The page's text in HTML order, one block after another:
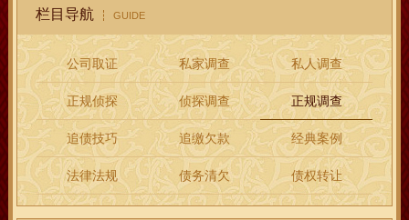
栏目导航 GUIDE
公司取证 私家调查 私人调查
正规侦探 侦探调查 正规调查
追债技巧 追缴欠款 经典案例
法律法规 债务清欠 债权转让